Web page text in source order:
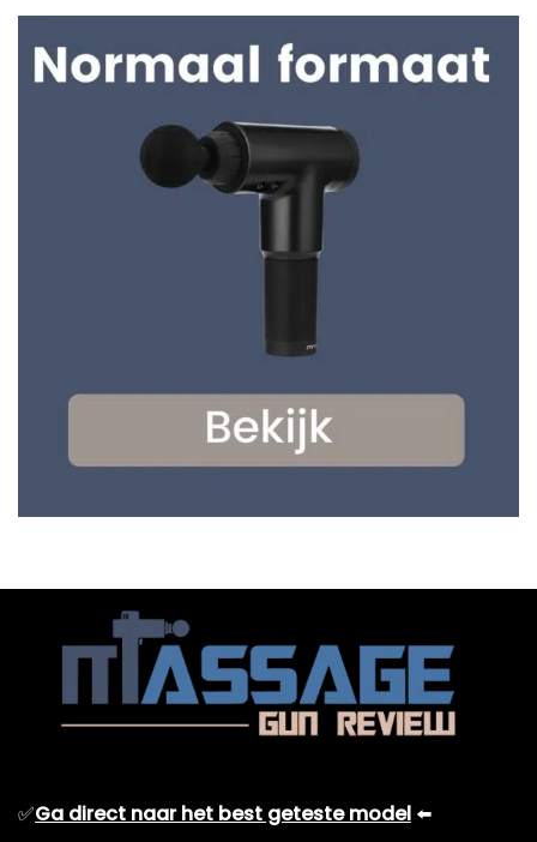
✅Ga direct naar het best geteste model ⬅️